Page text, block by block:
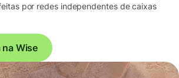
por redes independentes de caixas
Wise